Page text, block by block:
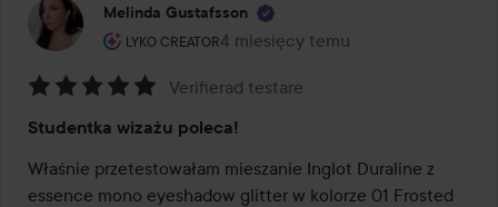
Melinda Gustafsson
LYKO CREATOR
Rola użytkownika: Lyko Creator.
4 miesięcy temu
Post został utworzony 4 miesięcy
5
z
5
Verifierad testare
Studentka wizażu poleca!
Właśnie przetestowałam mieszanie Inglot Duraline z
essence mono eyeshadow glitter w kolorze 01 Frosted